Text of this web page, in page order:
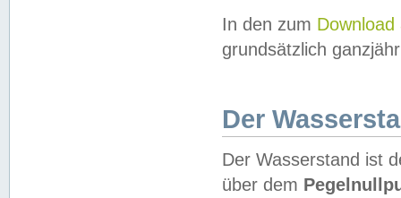
In den zum Download
grundsätzlich
Der
Der Wasserstand ist
über dem